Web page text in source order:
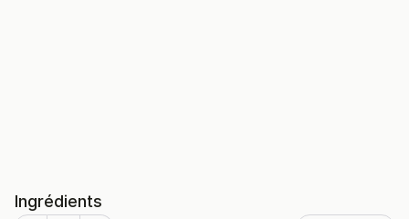
Ingrédients